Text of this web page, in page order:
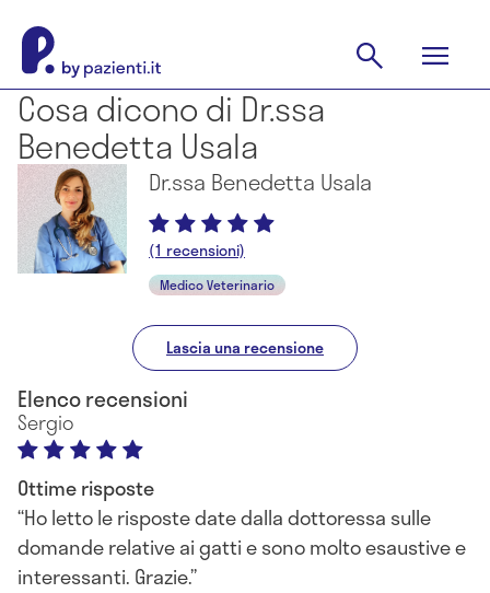
Cosa dicono di Dr.ssa
Benedetta Usala
Dr.ssa Benedetta Usala
(1 recensioni)
Medico Veterinario
Lascia una recensione
Elenco recensioni
Sergio
Ottime risposte
Ho letto le risposte date dalla dottoressa sulle
domande relative ai gatti e sono molto esaustive e
interessanti. Grazie.